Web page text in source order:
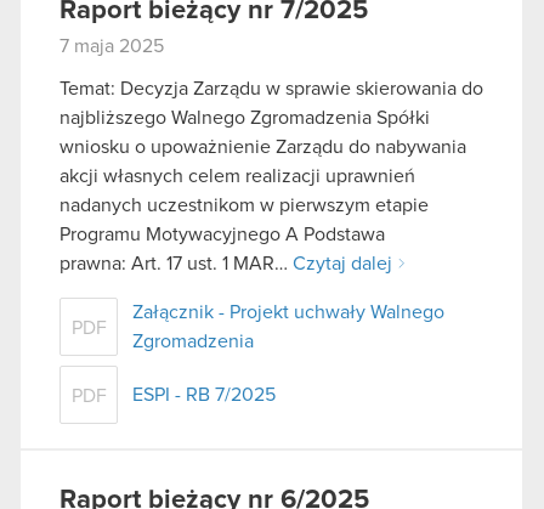
Raport bieżący nr 7/2025
7 maja 2025
Temat: Decyzja Zarządu w sprawie skierowania do
najbliższego Walnego Zgromadzenia Spółki
wniosku o upoważnienie Zarządu do nabywania
akcji własnych celem realizacji uprawnień
nadanych uczestnikom w pierwszym etapie
Programu Motywacyjnego A Podstawa
prawna: Art. 17 ust. 1 MAR… Czytaj dalej
PDF
Załącznik - Projekt uchwały Walnego
Zgromadzenia
PDF ESPI - RB 7/2025
Raport bieżący nr 6/2025